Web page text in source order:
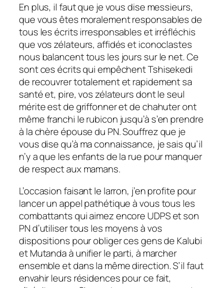
En plus, il faut que je vous dise messieurs,
que vous êtes moralement responsables de
tous les écrits irresponsables et irréfléchis
que vos zélateurs, affidés et iconoclastes
nous balancent tous les jours sur le net. Ce
sont ces écrits qui empêchent Tshisekedi
de recouvrer totalement et rapidement sa
santé et, pire, vos zélateurs dont le seul
mérite est de griffonner et de chahuter ont
même franchi le rubicon jusqu’à s’en prendre
à la chère épouse du PN. Souffrez que je
vous dise qu’à ma connaissance, je sais qu’il
n’y a que les enfants de la rue pour manquer
de respect aux mamans.
L’occasion faisant le larron, j’en profite pour
lancer un appel pathétique à vous tous les
combattants qui aimez encore UDPS et son
PN d’utiliser tous les moyens à vos
dispositions pour obliger ces gens de Kalubi
et Mutanda à unifier le parti, à marcher
ensemble et dans la même direction. S’il faut
envahir leurs résidences pour ce fait,